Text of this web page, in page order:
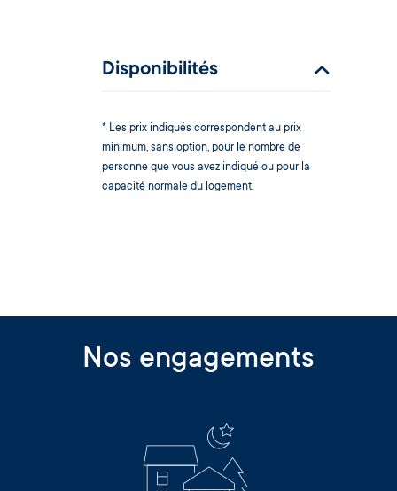
Disponibilités
* Les prix indiqués correspondent au prix
minimum, sans option, pour le nombre de
personne que vous avez indiqué ou pour la
capacité normale du logement.
Nos engagements